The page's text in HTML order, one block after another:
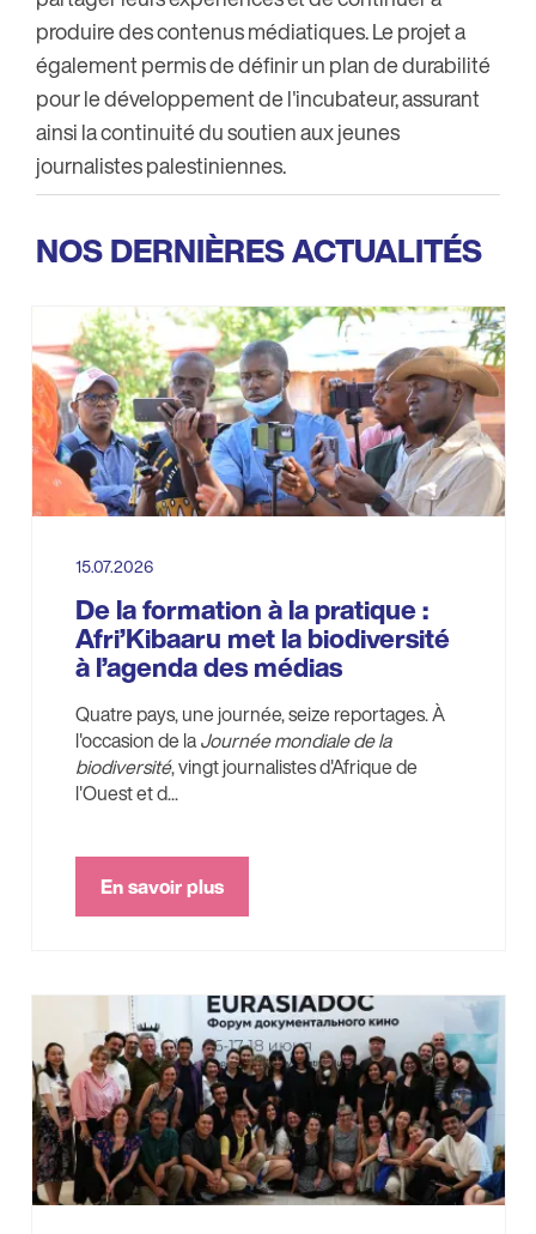
produire des contenus médiatiques. Le projet a
également permis de définir un plan de durabilité
pour le développement de l'incubateur, assurant
ainsi la continuité du soutien aux jeunes
journalistes palestiniennes.
NOS DERNIÈRES ACTUALITÉS
15.07.2026
De la formation à la pratique :
Afri’Kibaaru met la biodiversité
à l’agenda des médias
Quatre pays, une journée, seize reportages. À
l'occasion de laJournée mondiale de la
biodiversité, vingt journalistes d'Afrique de
l'Ouest et d...
En savoir plus